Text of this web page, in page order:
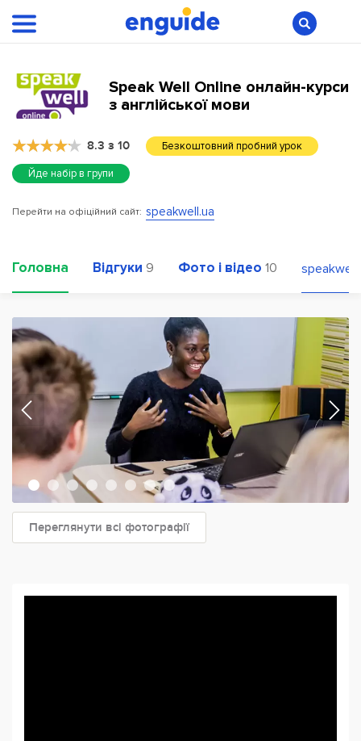
Speak Well Online онлайн-курси
з англійської мови
8.3 з 10 Безкоштовний пробний урок
Йде набір в групи
Перейти на офіційний сайт: speakwell.ua
Головна Відгуки 9 Фото і відео 10
Переглянути всі фотографії